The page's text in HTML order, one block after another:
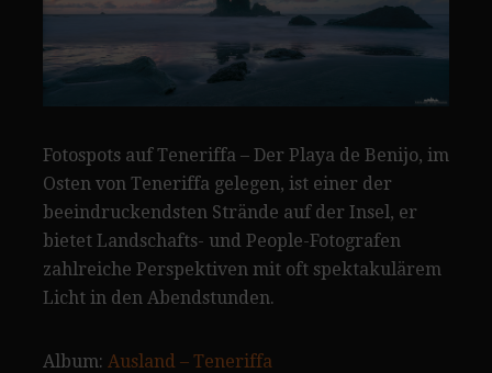
Fotospots auf Teneriffa – Der Playa de Benijo, im
Osten von Teneriffa gelegen, ist einer der
beeindruckendsten Strände auf der Insel, er
bietet Landschafts- und People-Fotografen
zahlreiche Perspektiven mit oft spektakulärem
Licht in den Abendstunden.
Album: Ausland – Teneriffa